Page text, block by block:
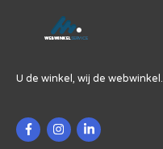
U de winkel, wij de webwinkel.